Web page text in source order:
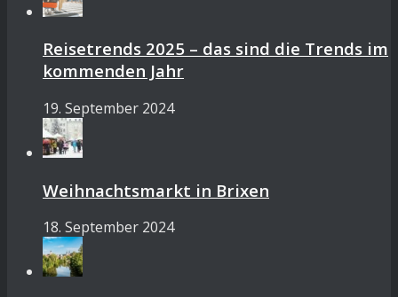
Reisetrends 2025 – das sind die Trends im
kommenden Jahr
19. September 2024
Weihnachtsmarkt in Brixen
18. September 2024